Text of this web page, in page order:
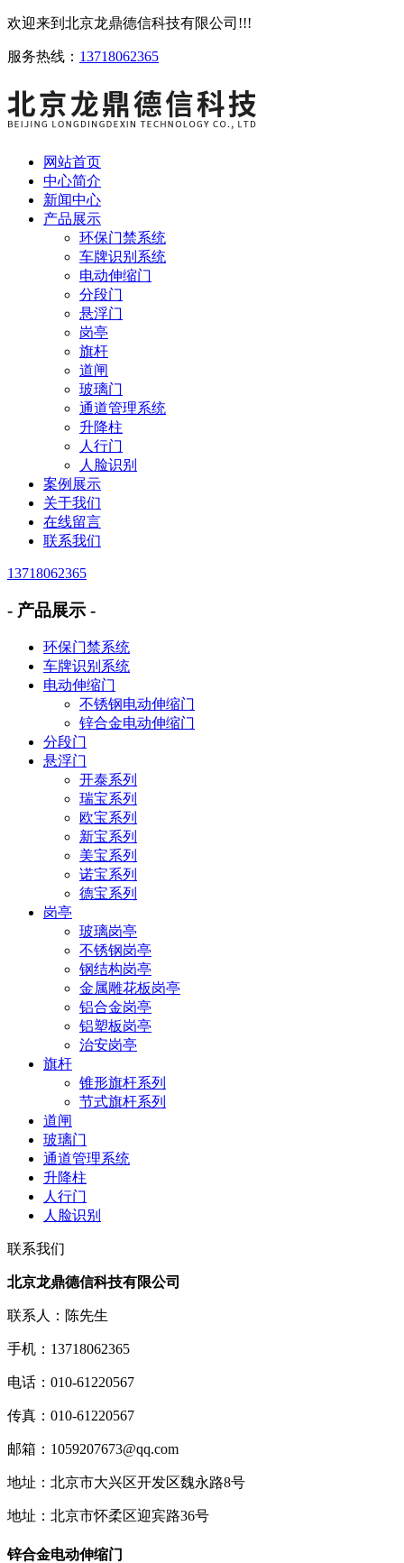
欢迎来到北京龙鼎德信科技有限公司!!!
服务热线： 13718062365
网站首页
中心简介
新闻中心
产品展示
环保门禁系统
车牌识别系统
电动伸缩门
分段门
悬浮门
岗亭
旗杆
道闸
玻璃门
通道管理系统
升降柱
人行门
人脸识别
案例展示
关于我们
在线留言
联系我们
13718062365
- 产品展示 -
环保门禁系统
车牌识别系统
电动伸缩门
不锈钢电动伸缩门
锌合金电动伸缩门
分段门
悬浮门
开泰系列
瑞宝系列
欧宝系列
新宝系列
美宝系列
诺宝系列
德宝系列
岗亭
玻璃岗亭
不锈钢岗亭
钢结构岗亭
金属雕花板岗亭
铝合金岗亭
铝塑板岗亭
治安岗亭
旗杆
锥形旗杆系列
节式旗杆系列
道闸
玻璃门
通道管理系统
升降柱
人行门
人脸识别
联系我们
北京龙鼎德信科技有限公司
联系人：陈先生
手机：13718062365
电话：010-61220567
传真：010-61220567
邮箱：1059207673@qq.com
地址：北京市大兴区开发区魏永路8号
地址：北京市怀柔区迎宾路36号
锌合金电动伸缩门